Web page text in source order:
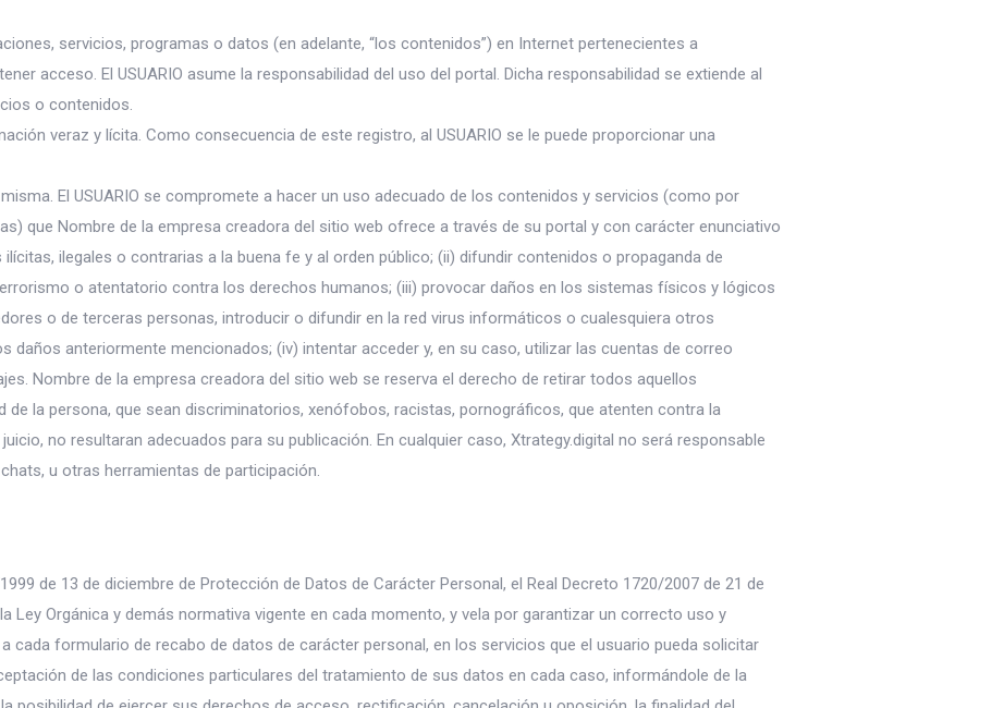
servicios, programas o datos (en adelante, “los contenidos”) en Internet pertenecientes a
acceso. El USUARIO asume la responsabilidad del uso del portal. Dicha responsabilidad se extiende al
o contenidos.
veraz y lícita. Como consecuencia de este registro, al USUARIO se le puede proporcionar una
El USUARIO se compromete a hacer un uso adecuado de los contenidos y servicios (como por
que Nombre de la empresa creadora del sitio web ofrece a través de su portal y con carácter enunciativo
ilegales o contrarias a la buena fe y al orden público; (ii) difundir contenidos o propaganda de
o atentatorio contra los derechos humanos; (iii) provocar daños en los sistemas físicos y lógicos
o de terceras personas, introducir o difundir en la red virus informáticos o cualesquiera otros
anteriormente mencionados; (iv) intentar acceder y, en su caso, utilizar las cuentas de correo
Nombre de la empresa creadora del sitio web se reserva el derecho de retirar todos aquellos
la persona, que sean discriminatorios, xenófobos, racistas, pornográficos, que atenten contra la
no resultaran adecuados para su publicación. En cualquier caso, Xtrategy.digital no será responsable
u otras herramientas de participación.
de 13 de diciembre de Protección de Datos de Carácter Personal, el Real Decreto 1720/2007 de 21 de
Ley Orgánica y demás normativa vigente en cada momento, y vela por garantizar un correcto uso y
cada formulario de recabo de datos de carácter personal, en los servicios que el usuario pueda solicitar
de las condiciones particulares del tratamiento de sus datos en cada caso, informándole de la